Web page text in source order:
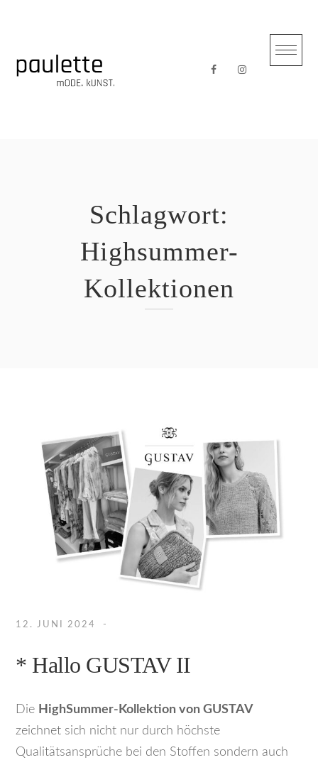
Schlagwort:
Highsummer-
Kollektionen
12. JUNI 2024
* Hallo GUSTAV II
Die HighSummer-Kollektion von GUSTAV
zeichnet sich nicht nur durch höchste
Qualitätsansprüche bei den Stoffen sondern auch